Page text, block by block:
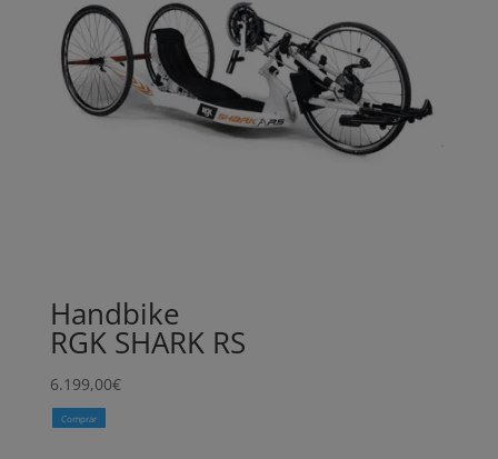
Handbike
RGK SHARK RS
6.199,00€
Comprar